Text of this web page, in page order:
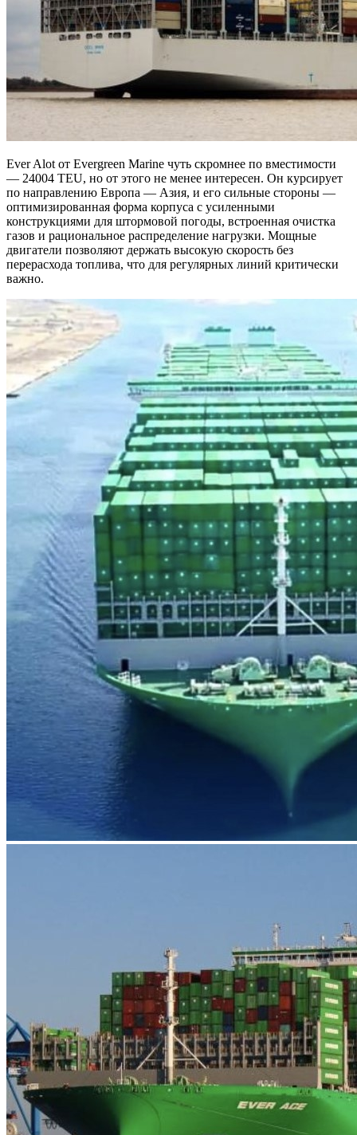
Ever Alot от Evergreen Marine чуть скромнее по вместимости
— 24004 TEU, но от этого не менее интересен. Он курсирует
по направлению Европа — Азия, и его сильные стороны —
оптимизированная форма корпуса с усиленными
конструкциями для штормовой погоды, встроенная очистка
газов и рациональное распределение нагрузки. Мощные
двигатели позволяют держать высокую скорость без
перерасхода топлива, что для регулярных линий критически
важно.